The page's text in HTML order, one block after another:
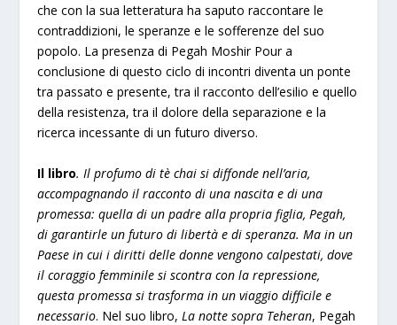
che con la sua letteratura ha saputo raccontare le
contraddizioni, le speranze e le sofferenze del suo
popolo. La presenza di Pegah Moshir Pour a
conclusione di questo ciclo di incontri diventa un ponte
tra passato e presente, tra il racconto dell’esilio e quello
della resistenza, tra il dolore della separazione e la
ricerca incessante di un futuro diverso.
Il libro. Il profumo di tè chai si diffonde nell’aria,
accompagnando il racconto di una nascita e di una
promessa: quella di un padre alla propria figlia, Pegah,
di garantirle un futuro di libertà e di speranza. Ma in un
Paese in cui i diritti delle donne vengono calpestati, dove
il coraggio femminile si scontra con la repressione,
questa promessa si trasforma in un viaggio difficile e
necessario. Nel suo libro, La notte sopra Teheran, Pegah